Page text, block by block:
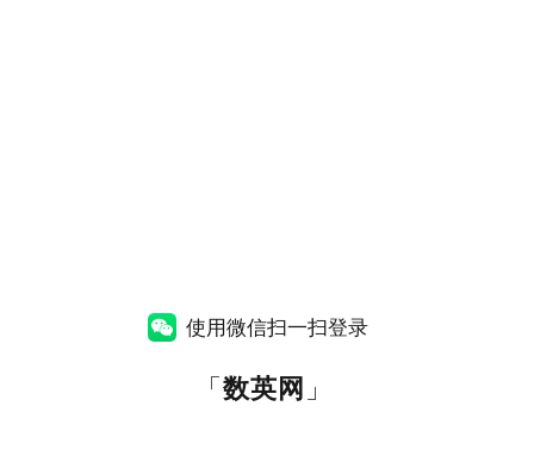
使用微信扫一扫登录
「数英网 」